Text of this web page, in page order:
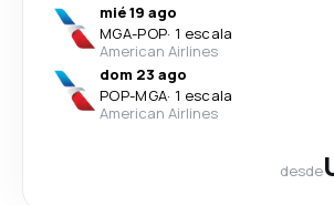
mié 19 ago
MGA-POP· 1 escala
American Airlines
dom 23 ago
POP-MGA· 1 escala
American Airlines
desde